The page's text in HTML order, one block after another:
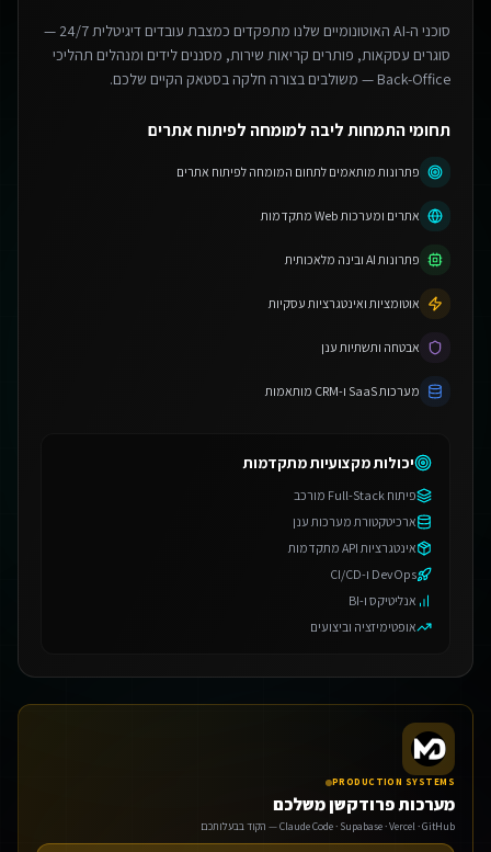
סוכני ה-AI האוטונומיים שלנו מתפקדים כמצבת עובדים דיגיטלית 24/7 —
סוגרים עסקאות, פותרים קריאות שירות, מסננים לידים ומנהלים תהליכי
Back-Office — משולבים בצורה חלקה בסטאק הקיים שלכם.
תחומי התמחות ליבה למומחה לפיתוח אתרים
פתרונות מותאמים לתחום המומחה לפיתוח אתרים
אתרים ומערכות Web מתקדמות
פתרונות AI ובינה מלאכותית
אוטומציות ואינטגרציות עסקיות
אבטחה ותשתיות ענן
מערכות SaaS ו-CRM מותאמות
יכולות מקצועיות מתקדמות
פיתוח Full-Stack מורכב
ארכיטקטורת מערכות ענן
אינטגרציות API מתקדמות
DevOps ו-CI/CD
אנליטיקס ו-BI
אופטימיזציה וביצועים
PRODUCTION SYSTEMS
מערכות פרודקשן משלכם
Claude Code · Supabase · Vercel · GitHub — הקוד בבעלותכם